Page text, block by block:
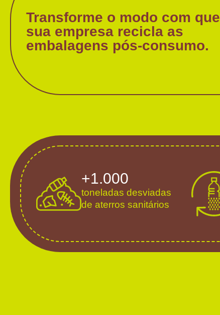
Transforme o modo com que
sua empresa recicla as
embalagens pós-consumo.
+1.000
toneladas desviadas
de aterros sanitários